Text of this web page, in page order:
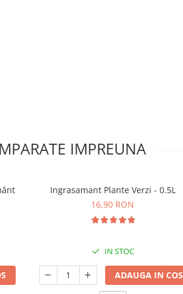
IMPREUNA
Ingrasamant Plante Verzi - 0.5L
16,90 RON
IN STOC
ADAUGA IN COS